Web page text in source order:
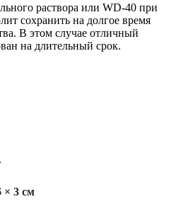
раствора или WD-40 при
сохранить на долгое время
В этом случае отличный
на длительный срок.
× 3 см